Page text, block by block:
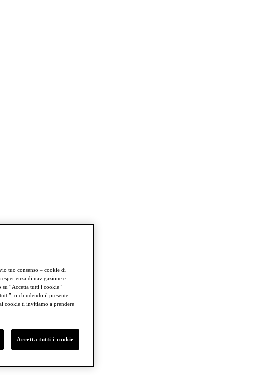
tuo consenso – cookie di
di navigazione e
su “Accetta tutti i cookie”
o chiudendo il presente
cookie ti invitiamo a prendere
Accetta tutti i cookie